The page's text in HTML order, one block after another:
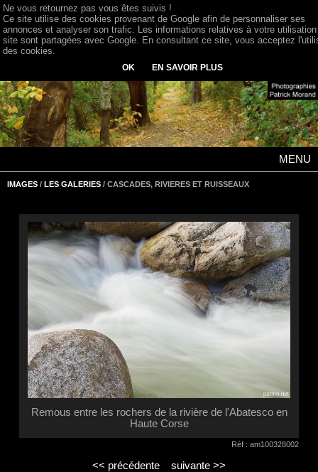
MENU
IMAGES / LES GALERIES / CASCADES, RIVIERES ET RUISSEAUX
Remous entre les rochers de la rivière de l'Abatesco en
Haute Corse
Réf : am100328002
<< précédente suivante >>
Ne vous retournez pas vous êtes suivis !
Ce site utilise des cookies provenant de Google afin de personnaliser ses
annonces et analyser son trafic. Les informations relatives à votre
site sont partagées avec Google. En consultant ce site, vous acceptez
des cookies.
OK EN SAVOIR PLUS